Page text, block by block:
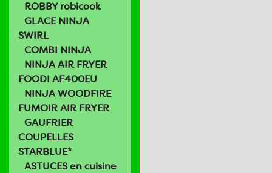
ROBBY robicook
GLACE NINJA
SWIRL
COMBI NINJA
NINJA AIR FRYER
FOODI AF400EU
NINJA WOODFIRE
FUMOIR AIR FRYER
GAUFRIER
COUPELLES
STARBLUE*
ASTUCES en cuisine